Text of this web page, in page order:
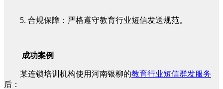
5. 合规保障：严格遵守教育行业短信发送规范。
成功案例
某连锁培训机构使用河南银柳的教育行业短信群发服务
后：